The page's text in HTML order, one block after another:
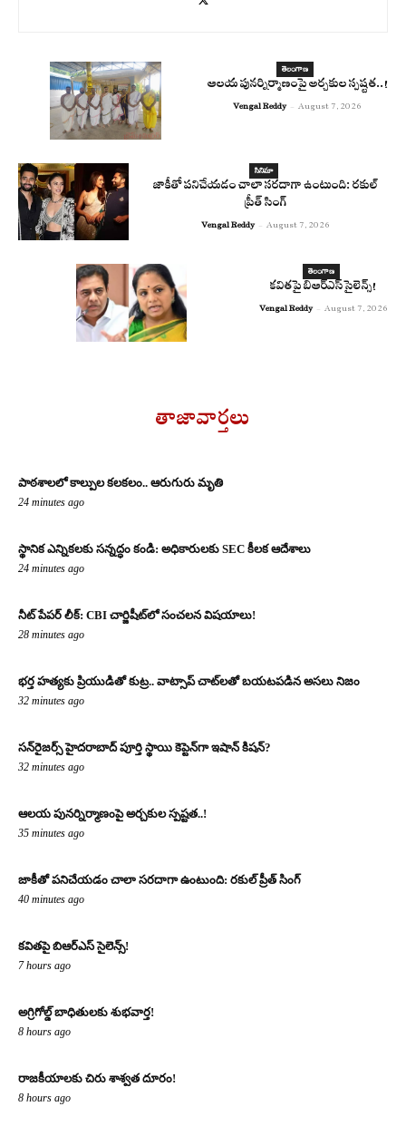
తెలంగాణ
ఆలయ పునర్నిర్మాణంపై అర్చకుల స్పష్టత..!
Vengal Reddy - August 7, 2026
సినిమా
జాకీతో పనిచేయడం చాలా సరదాగా ఉంటుంది: రకుల్
ప్రీత్ సింగ్
Vengal Reddy - August 7, 2026
తెలంగాణ
కవితపై బిఆర్ఎస్ సైలెన్స్!
Vengal Reddy - August 7, 2026
తాజావార్తలు
పాఠశాలలో కాల్పుల కలకలం.. ఆరుగురు మృతి
24 minutes ago
స్థానిక ఎన్నికలకు సన్నద్ధం కండి: అధికారులకు SEC కీలక ఆదేశాలు
24 minutes ago
నీట్ పేపర్ లీక్: CBI చార్జిషీట్‌లో సంచలన విషయాలు!
28 minutes ago
భర్త హత్యకు ప్రియుడితో కుట్ర.. వాట్సాప్ చాట్‌లతో బయటపడిన అసలు నిజం
32 minutes ago
సన్‌రైజర్స్ హైదరాబాద్ పూర్తి స్థాయి కెప్టెన్‌గా ఇషాన్ కిషన్?
32 minutes ago
ఆలయ పునర్నిర్మాణంపై అర్చకుల స్పష్టత..!
35 minutes ago
జాకీతో పనిచేయడం చాలా సరదాగా ఉంటుంది: రకుల్ ప్రీత్ సింగ్
40 minutes ago
కవితపై బిఆర్ఎస్ సైలెన్స్!
7 hours ago
అగ్రిగోల్డ్ బాధితులకు శుభవార్త!
8 hours ago
రాజకీయాలకు చిరు శాశ్వత దూరం!
8 hours ago